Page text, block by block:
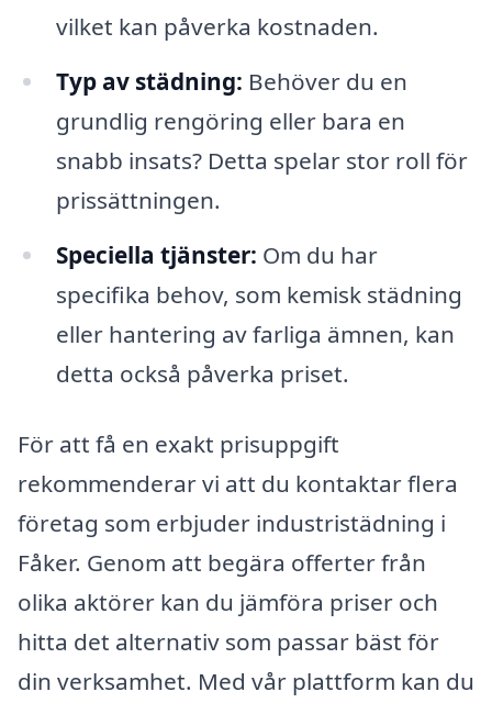
vilket kan påverka kostnaden.
Typ av städning: Behöver du en
grundlig rengöring eller bara en
snabb insats? Detta spelar stor roll för
prissättningen.
Speciella tjänster: Om du har
specifika behov, som kemisk städning
eller hantering av farliga ämnen, kan
detta också påverka priset.
För att få en exakt prisuppgift
rekommenderar vi att du kontaktar flera
företag som erbjuder industristädning i
Fåker. Genom att begära offerter från
olika aktörer kan du jämföra priser och
hitta det alternativ som passar bäst för
din verksamhet. Med vår plattform kan du